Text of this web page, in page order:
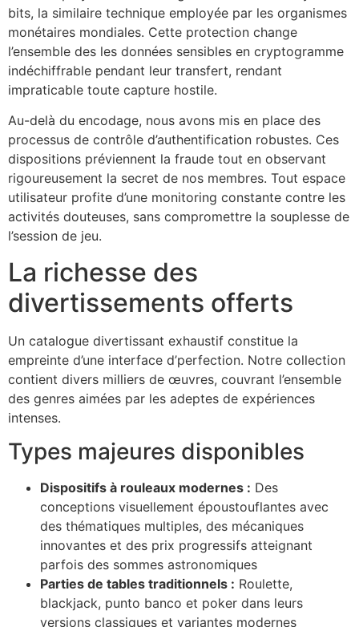
bits, la similaire technique employée par les organismes
monétaires mondiales. Cette protection change
l’ensemble des les données sensibles en cryptogramme
indéchiffrable pendant leur transfert, rendant
impraticable toute capture hostile.
Au-delà du encodage, nous avons mis en place des
processus de contrôle d’authentification robustes. Ces
dispositions préviennent la fraude tout en observant
rigoureusement la secret de nos membres. Tout espace
utilisateur profite d’une monitoring constante contre les
activités douteuses, sans compromettre la souplesse de
l’session de jeu.
La richesse des
divertissements offerts
Un catalogue divertissant exhaustif constitue la
empreinte d’une interface d’perfection. Notre collection
contient divers milliers de œuvres, couvrant l’ensemble
des genres aimées par les adeptes de expériences
intenses.
Types majeures disponibles
Dispositifs à rouleaux modernes : Des
conceptions visuellement époustouflantes avec
des thématiques multiples, des mécaniques
innovantes et des prix progressifs atteignant
parfois des sommes astronomiques
Parties de tables traditionnels : Roulette,
blackjack, punto banco et poker dans leurs
versions classiques et variantes modernes